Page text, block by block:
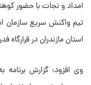
امداد و نجات با حضور
تیم واکنش سریع سازمان
استان مازندران در